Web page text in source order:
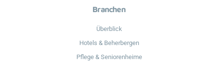
Branchen
Überblick
Hotels & Beherbergen
Pflege & Seniorenheime